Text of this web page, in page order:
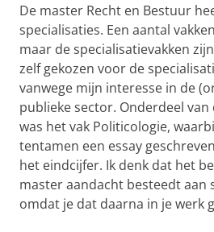
De master Recht en Bestuur
specialisaties. Een aantal
maar de specialisatievakken
zelf gekozen voor de
vanwege mijn interesse in de
publieke sector. Onderdeel van
was het vak Politicologie,
tentamen een essay
het eindcijfer. Ik denk dat het
master aandacht besteedt aan
omdat je dat daarna in je werk